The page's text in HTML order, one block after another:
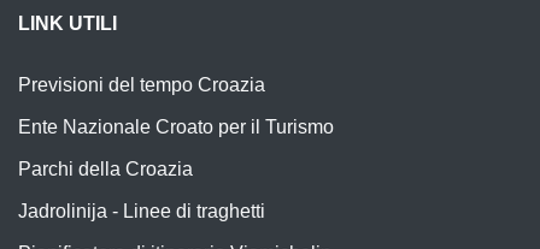
LINK UTILI
Previsioni del tempo Croazia
Ente Nazionale Croato per il Turismo
Parchi della Croazia
Jadrolinija - Linee di traghetti